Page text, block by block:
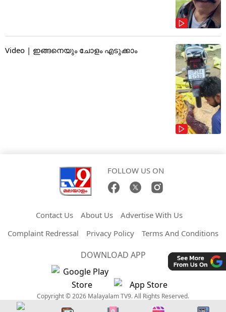
Video | ഇങ്ങനെയും ചോളം എടുക്കാം
FOLLOW US ON
Contact Us About Us
Advertise With Us
Complaint Redressal
Privacy Policy Terms And Conditions
DOWNLOAD APP
Copyright © 2026 Malayalam TV9. All Rights Reserved.